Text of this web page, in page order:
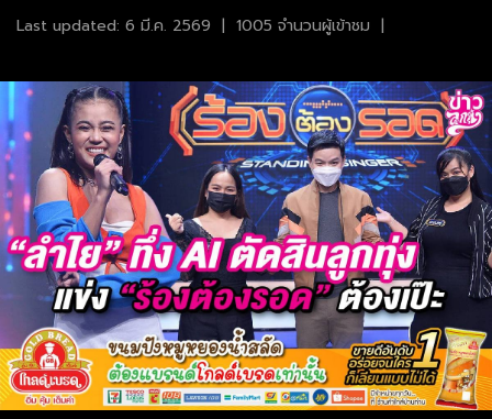
Last updated: 6 มี.ค. 2569 | 1005 จำนวนผู้เข้าชม |